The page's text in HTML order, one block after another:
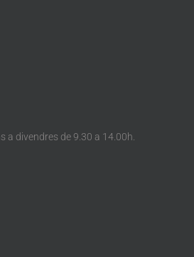
a divendres de 9.30 a 14.00h.